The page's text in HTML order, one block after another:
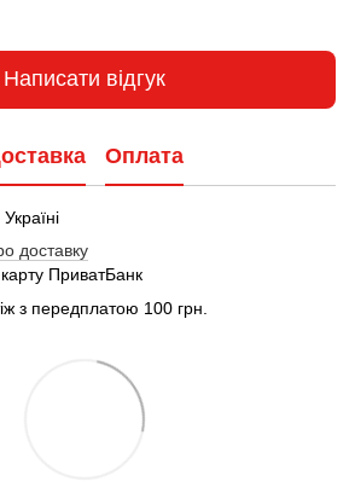
Написати відгук
Оплата
доставку
ПриватБанк
з передплатою 100 грн.